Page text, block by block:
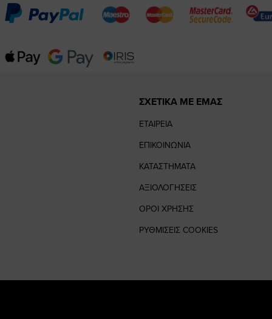
ΣΧΕΤΙΚΑ ΜΕ ΕΜΑΣ
ΕΤΑΙΡΕΙΑ
ΕΠΙΚΟΙΝΩΝΙΑ
ΚΑΤΑΣΤΗΜΑΤΑ
ΑΞΙΟΛΟΓΗΣΕΙΣ
ΟΡΟΙ ΧΡΗΣΗΣ
ΡΥΘΜΙΣΕΙΣ COOKIES